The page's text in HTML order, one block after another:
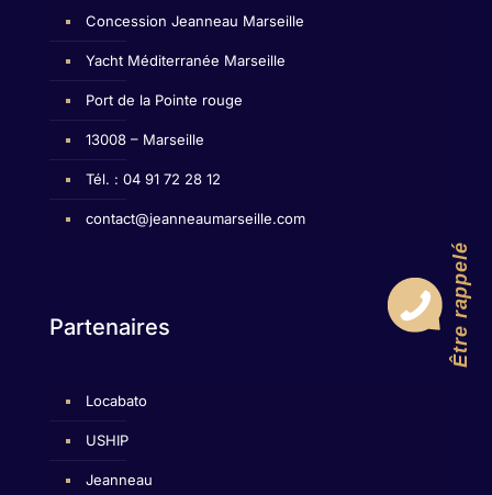
Concession Jeanneau Marseille
Yacht Méditerranée Marseille
Port de la Pointe rouge
13008 – Marseille
Tél. : 04 91 72 28 12
contact@jeanneaumarseille.com
Partenaires
Locabato
USHIP
Jeanneau
Être rappelé